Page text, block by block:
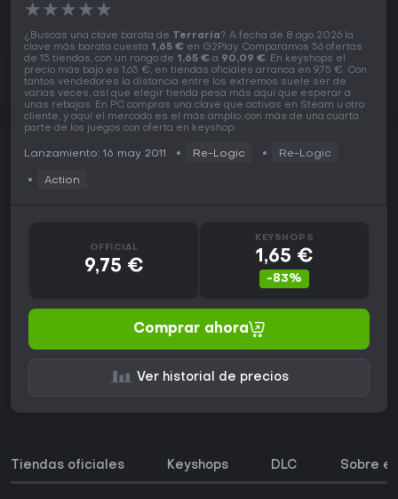
★★★★★
¿Buscas una clave barata de Terraria? A fecha de 8 ago 2026 la
clave más barata cuesta 1,65 € en G2Play. Comparamos 56 ofertas
de 15 tiendas, con un rango de 1,65 € a 90,09 €. En keyshops el
precio más bajo es 1,65 €, en tiendas oficiales arranca en 9,75 €. Con
tantos vendedores la distancia entre los extremos suele ser de
varias veces, así que elegir tienda pesa más aquí que esperar a
unas rebajas. En PC compras una clave que activas en Steam u otro
cliente, y aquí el mercado es el más amplio, con más de una cuarta
parte de los juegos con oferta en keyshop.
Lanzamiento: 16 may 2011 Re-Logic Re-Logic
Action
OFFICIAL
9,75 €
KEYSHOPS
1,65 €
-83%
Comprar ahora
Ver historial de precios
Tiendas oficiales Keyshops DLC Sobre